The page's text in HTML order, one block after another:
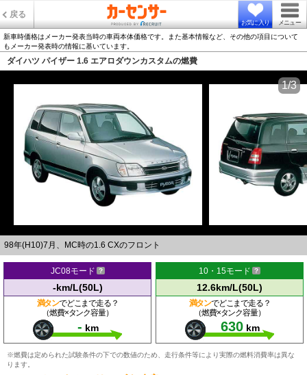
戻る
お気に入り メニュー
新車時価格はメーカー発表当時の車両本体価格です。また基本情報など、その他の項目について
もメーカー発表時の情報に基いています。
ダイハツ パイザー 1.6 エアロダウンカスタムの燃費
98年(H10)7月、MC時の1.6 CXのフロント
1/3
JC08モード
-km/L(50L)
満タンでどこまで走る？
（燃費×タンク容量）
- km
10・15モード
12.6km/L(50L)
満タンでどこまで走る？
（燃費×タンク容量）
630 km
※燃費は定められた試験条件の下での数値のため、走行条件等により実際の燃料消費率は異な
ります。